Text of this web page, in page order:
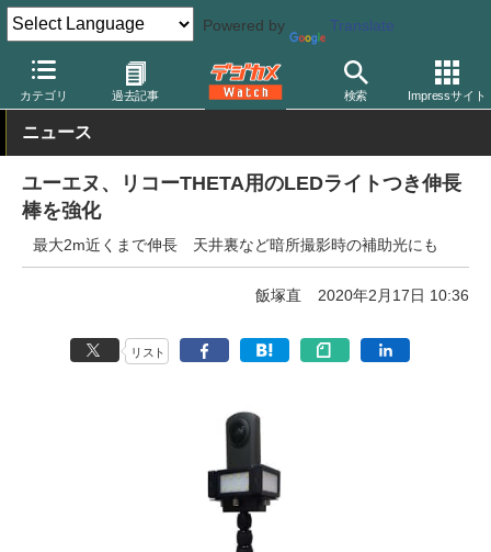
Powered by Translate
カテゴリ 過去記事 検索 Impressサイト
デジカメ Watch 撮影用品
ニュース
ユーエヌ、リコーTHETA用のLEDライトつき伸長
棒を強化
最大2m近くまで伸長 天井裏など暗所撮影時の補助光にも
飯塚直 2020年2月17日 10:36
リスト